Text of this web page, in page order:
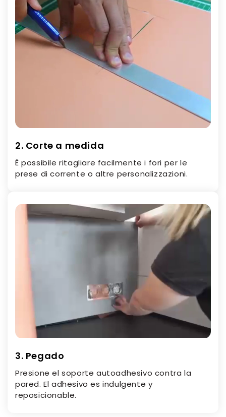
2. Corte a medida
È possibile ritagliare facilmente i fori per le
prese di corrente o altre personalizzazioni.
3. Pegado
Presione el soporte autoadhesivo contra la
pared. El adhesivo es indulgente y
reposicionable.